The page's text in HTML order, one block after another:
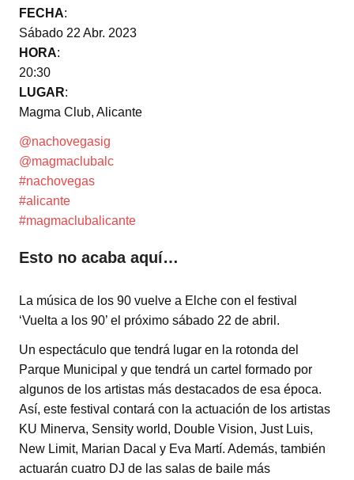
FECHA:
Sábado 22 Abr. 2023
HORA:
20:30
LUGAR:
Magma Club, Alicante
@nachovegasig
@magmaclubalc
#nachovegas
#alicante
#magmaclubalicante
Esto no acaba aquí…
La música de los 90 vuelve a Elche con el festival
‘Vuelta a los 90’ el próximo sábado 22 de abril.
Un espectáculo que tendrá lugar en la rotonda del
Parque Municipal y que tendrá un cartel formado por
algunos de los artistas más destacados de esa época.
Así, este festival contará con la actuación de los artistas
KU Minerva, Sensity world, Double Vision, Just Luis,
New Limit, Marian Dacal y Eva Martí. Además, también
actuarán cuatro DJ de las salas de baile más